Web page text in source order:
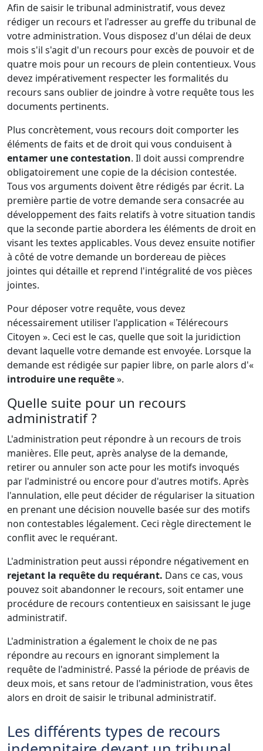
Afin de saisir le tribunal administratif, vous devez
rédiger un recours et l'adresser au greffe du tribunal de
votre administration. Vous disposez d'un délai de deux
mois s'il s'agit d'un recours pour excès de pouvoir et de
quatre mois pour un recours de plein contentieux. Vous
devez impérativement respecter les formalités du
recours sans oublier de joindre à votre requête tous les
documents pertinents.
Plus concrètement, vous recours doit comporter les
éléments de faits et de droit qui vous conduisent à
entamer une contestation. Il doit aussi comprendre
obligatoirement une copie de la décision contestée.
Tous vos arguments doivent être rédigés par écrit. La
première partie de votre demande sera consacrée au
développement des faits relatifs à votre situation tandis
que la seconde partie abordera les éléments de droit en
visant les textes applicables. Vous devez ensuite notifier
à côté de votre demande un bordereau de pièces
jointes qui détaille et reprend l'intégralité de vos pièces
jointes.
Pour déposer votre requête, vous devez
nécessairement utiliser l'application « Télérecours
Citoyen ». Ceci est le cas, quelle que soit la juridiction
devant laquelle votre demande est envoyée. Lorsque la
demande est rédigée sur papier libre, on parle alors d'«
introduire une requête».
Quelle suite pour un recours
administratif ?
L'administration peut répondre à un recours de trois
manières. Elle peut, après analyse de la demande,
retirer ou annuler son acte pour les motifs invoqués
par l'administré ou encore pour d'autres motifs. Après
l'annulation, elle peut décider de régulariser la situation
en prenant une décision nouvelle basée sur des motifs
non contestables légalement. Ceci règle directement le
conflit avec le requérant.
L'administration peut aussi répondre négativement en
rejetant la requête du requérant. Dans ce cas, vous
pouvez soit abandonner le recours, soit entamer une
procédure de recours contentieux en saisissant le juge
administratif.
L'administration a également le choix de ne pas
répondre au recours en ignorant simplement la
requête de l'administré. Passé la période de préavis de
deux mois, et sans retour de l'administration, vous êtes
alors en droit de saisir le tribunal administratif.
Les différents types de recours